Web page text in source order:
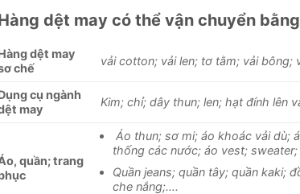
dệt may có thể vận chuyển
dệt may
chế
vải cotton; vải len; tơ tằm; vải bông;
cụ ngành
may
Kim; chỉ; dây thun; len; hạt đính lên
quần; trang
Áo thun; sơ mi; áo khoác vải dù;
thống các nước; áo vest;
Quần jeans; quần tây; quần kaki;
che nắng;….